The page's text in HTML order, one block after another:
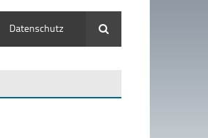
Datenschutz Suche